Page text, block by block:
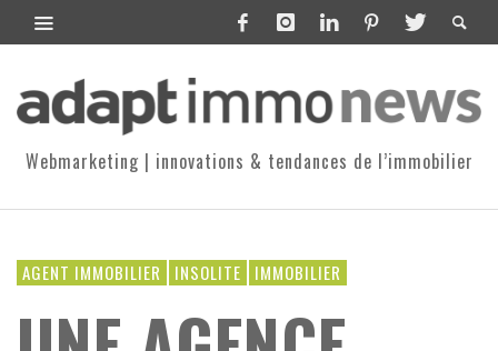
Webmarketing | innovations & tendances de l’immobilier
AGENT IMMOBILIER INSOLITE IMMOBILIER